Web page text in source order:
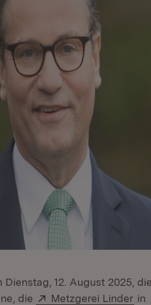
12. August 2025,
die
Extern:
Metzgerei Linder in